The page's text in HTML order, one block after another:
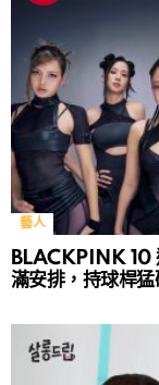
藝人
BLACKPINK 10
滿安排，持球桿